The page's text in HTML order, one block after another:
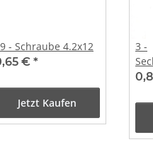
- Schraube 4.2x12
€ *
Jetzt Kaufen
3 -